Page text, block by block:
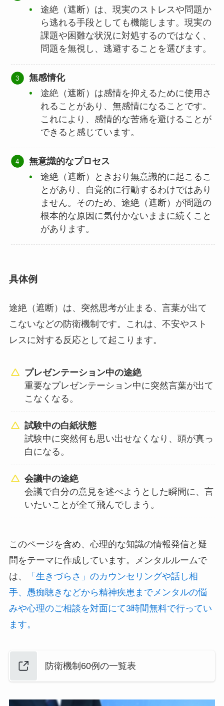
途絶（遮断）は、現実のストレスや問題か
ら逃れる手段としても機能します。現実の
課題や困難な状況に対処するのではなく、
問題を無視し、逃避することを選びます。
無感情化
途絶（遮断）は感情を抑えるために使用さ
れることがあり、無感情になることです。
これにより、感情的な苦痛を避けることが
できると感じています。
無意識的なプロセス
途絶（遮断）ときおり無意識的に起こるこ
とがあり、自覚的に行動するわけではあり
ません。そのため、途絶（遮断）が問題の
根本的な原因に気付かないままに続くこと
があります。
具体例
途絶（遮断）は、突然思考が止まる、言葉が出て
こないなどの防衛機制です。これは、不安やスト
レスに対する反応として起こります。
プレゼンテーション中の途絶
重要なプレゼンテーション中に突然言葉が出て
こなくなる。
試験中の白紙状態
試験中に突然何も思い出せなくなり、頭が真っ
白になる。
会議中の途絶
会議で自分の意見を述べようとした瞬間に、言
いたいことが全て飛んでしまう。
このページを含め、心理的な知識の情報発信と疑
問をテーマに作成しています。メンタルルームで
は、
「生きづらさ」のカウンセリングや話し相
手、愚痴聴きなどから精神疾患までメンタルの悩
みや心理のご相談を対面にて3時間無料で行ってい
ます。
防衛機制60例の一覧表